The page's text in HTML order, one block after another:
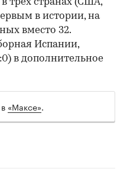
в истории, на
вместо 32.
Испании,
в дополнительное
«Максе».